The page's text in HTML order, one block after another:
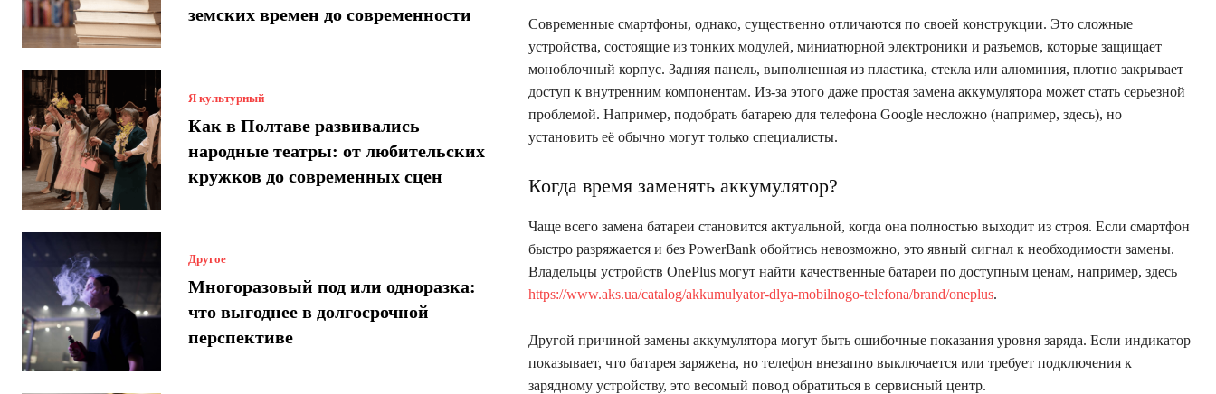
земских времен до современности
Я культурный
Как в Полтаве развивались
народные театры: от любительских
кружков до современных сцен
Другое
Многоразовый под или одноразка:
что выгоднее в долгосрочной
перспективе
Современные смартфоны, однако, существенно отличаются по своей конструкции. Это сложные
устройства, состоящие из тонких модулей, миниатюрной электроники и разъемов, которые защищает
моноблочный корпус. Задняя панель, выполненная из пластика, стекла или алюминия, плотно закрывает
доступ к внутренним компонентам. Из-за этого даже простая замена аккумулятора может стать серьезной
проблемой. Например, подобрать батарею для телефона Google несложно (например, здесь), но
установить её обычно могут только специалисты.
Когда время заменять аккумулятор?
Чаще всего замена батареи становится актуальной, когда она полностью выходит из строя. Если смартфон
быстро разряжается и без PowerBank обойтись невозможно, это явный сигнал к необходимости замены.
Владельцы устройств OnePlus могут найти качественные батареи по доступным ценам, например, здесь
https://www.aks.ua/catalog/akkumulyator-dlya-mobilnogo-telefona/brand/oneplus.
Другой причиной замены аккумулятора могут быть ошибочные показания уровня заряда. Если индикатор
показывает, что батарея заряжена, но телефон внезапно выключается или требует подключения к
зарядному устройству, это весомый повод обратиться в сервисный центр.